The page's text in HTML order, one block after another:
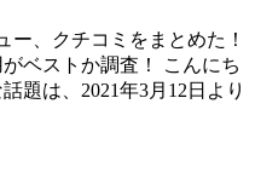
ー、クチコミをまとめた！
ベストか調査！ こんにち
題は、2021年3月12日より